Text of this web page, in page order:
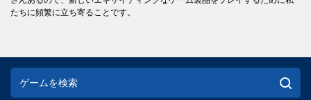
たちに頻繁に立ち寄ることです。